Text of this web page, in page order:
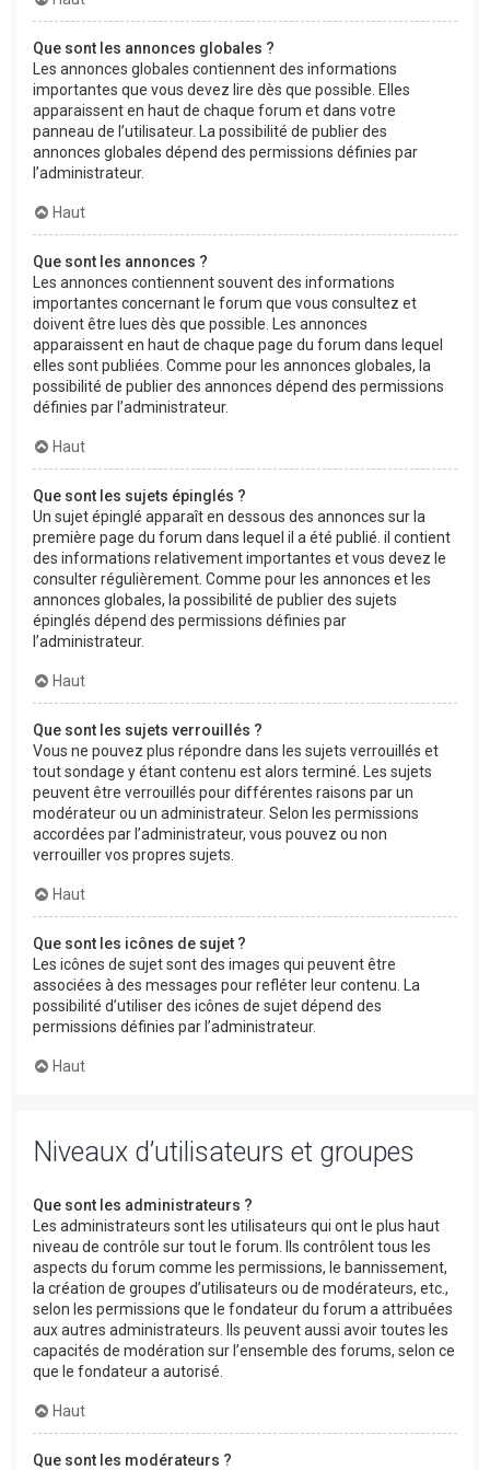
Que sont les annonces globales ?
Les annonces globales contiennent des informations
importantes que vous devez lire dès que possible. Elles
apparaissent en haut de chaque forum et dans votre
panneau de l’utilisateur. La possibilité de publier des
annonces globales dépend des permissions définies par
l’administrateur.
Haut
Que sont les annonces ?
Les annonces contiennent souvent des informations
importantes concernant le forum que vous consultez et
doivent être lues dès que possible. Les annonces
apparaissent en haut de chaque page du forum dans lequel
elles sont publiées. Comme pour les annonces globales, la
possibilité de publier des annonces dépend des permissions
définies par l’administrateur.
Haut
Que sont les sujets épinglés ?
Un sujet épinglé apparaît en dessous des annonces sur la
première page du forum dans lequel il a été publié. il contient
des informations relativement importantes et vous devez le
consulter régulièrement. Comme pour les annonces et les
annonces globales, la possibilité de publier des sujets
épinglés dépend des permissions définies par
l’administrateur.
Haut
Que sont les sujets verrouillés ?
Vous ne pouvez plus répondre dans les sujets verrouillés et
tout sondage y étant contenu est alors terminé. Les sujets
peuvent être verrouillés pour différentes raisons par un
modérateur ou un administrateur. Selon les permissions
accordées par l’administrateur, vous pouvez ou non
verrouiller vos propres sujets.
Haut
Que sont les icônes de sujet ?
Les icônes de sujet sont des images qui peuvent être
associées à des messages pour refléter leur contenu. La
possibilité d’utiliser des icônes de sujet dépend des
permissions définies par l’administrateur.
Haut
Niveaux d’utilisateurs et groupes
Que sont les administrateurs ?
Les administrateurs sont les utilisateurs qui ont le plus haut
niveau de contrôle sur tout le forum. Ils contrôlent tous les
aspects du forum comme les permissions, le bannissement,
la création de groupes d’utilisateurs ou de modérateurs, etc.,
selon les permissions que le fondateur du forum a attribuées
aux autres administrateurs. Ils peuvent aussi avoir toutes les
capacités de modération sur l’ensemble des forums, selon ce
que le fondateur a autorisé.
Haut
Que sont les modérateurs ?